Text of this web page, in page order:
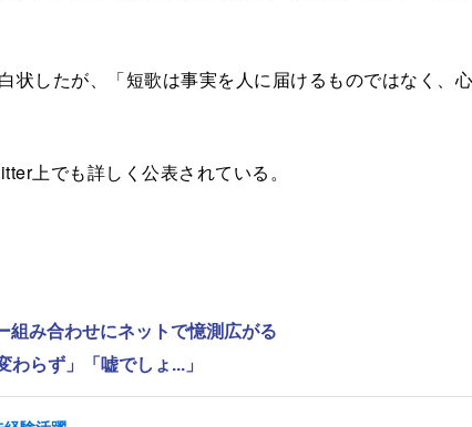
したが、「短歌は事実を人に届けるものではなく、
上でも詳しく公表されている。
組み合わせにネットで憶測広がる
らず」「嘘でしょ...」